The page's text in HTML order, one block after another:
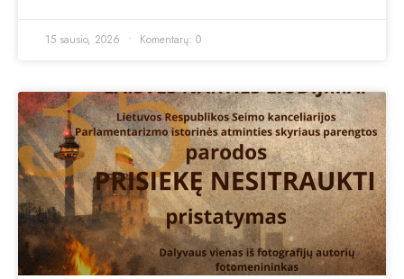
15 sausio, 2026 Komentarų: 0